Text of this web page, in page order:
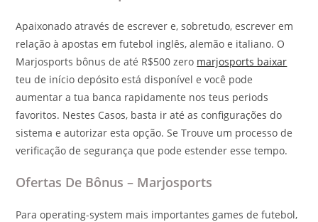
Apaixonado através de escrever e, sobretudo, escrever em
relação à apostas em futebol inglês, alemão e italiano. O
Marjosports bônus de até R$500 zero marjosports baixar
teu de início depósito está disponível e você pode
aumentar a tua banca rapidamente nos teus periods
favoritos. Nestes Casos, basta ir até as configurações do
sistema e autorizar esta opção. Se Trouve um processo de
verificação de segurança que pode estender esse tempo.
Ofertas De Bônus – Marjosports
Para operating-system mais importantes games de futebol,